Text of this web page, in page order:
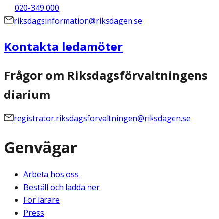
020-349 000
riksdagsinformation@riksdagen.se
Kontakta ledamöter
Frågor om Riksdagsförvaltningens
diarium
registrator.riksdagsforvaltningen@riksdagen.se
Genvägar
Arbeta hos oss
Beställ och ladda ner
För lärare
Press